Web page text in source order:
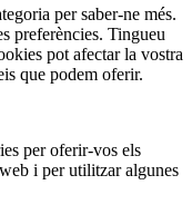
per saber-ne més.
preferències. Tingueu
pot afectar la vostra
que podem oferir.
per oferir-vos els
i per utilitzar algunes